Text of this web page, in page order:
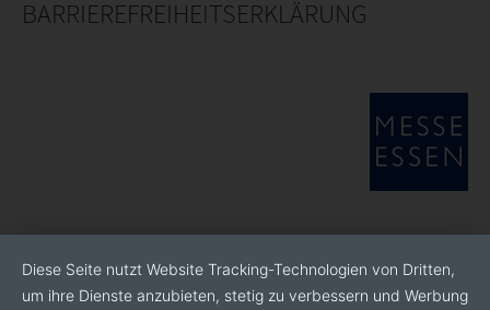
BARRIEREFREIHEITSERKLÄRUNG
Diese Seite nutzt Website Tracking-Technologien von Dritten,
um ihre Dienste anzubieten, stetig zu verbessern und Werbung